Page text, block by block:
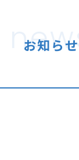
news
お知らせ